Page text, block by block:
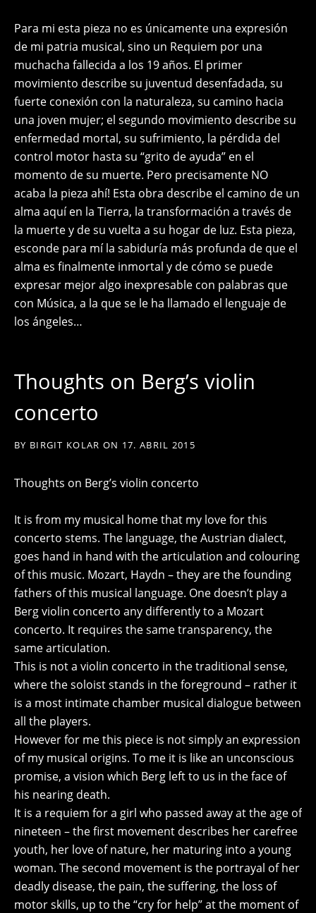
Para mi esta pieza no es únicamente una expresión
de mi patria musical, sino un Requiem por una
muchacha fallecida a los 19 años. El primer
movimiento describe su juventud desenfadada, su
fuerte conexión con la naturaleza, su camino hacia
una joven mujer; el segundo movimiento describe su
enfermedad mortal, su sufrimiento, la pérdida del
control motor hasta su “grito de ayuda” en el
momento de su muerte. Pero precisamente NO
acaba la pieza ahí! Esta obra describe el camino de un
alma aquí en la Tierra, la transformación a través de
la muerte y de su vuelta a su hogar de luz. Esta pieza,
esconde para mí la sabiduría más profunda de que el
alma es finalmente inmortal y de cómo se puede
expresar mejor algo inexpresable con palabras que
con Música, a la que se le ha llamado el lenguaje de
los ángeles…
Thoughts on Berg’s violin
concerto
BY BIRGIT KOLAR ON 17. ABRIL 2015
Thoughts on Berg’s violin concerto
It is from my musical home that my love for this
concerto stems. The language, the Austrian dialect,
goes hand in hand with the articulation and colouring
of this music. Mozart, Haydn – they are the founding
fathers of this musical language. One doesn’t play a
Berg violin concerto any differently to a Mozart
concerto. It requires the same transparency, the
same articulation.
This is not a violin concerto in the traditional sense,
where the soloist stands in the foreground – rather it
is a most intimate chamber musical dialogue between
all the players.
However for me this piece is not simply an expression
of my musical origins. To me it is like an unconscious
promise, a vision which Berg left to us in the face of
his nearing death.
It is a requiem for a girl who passed away at the age of
nineteen – the first movement describes her carefree
youth, her love of nature, her maturing into a young
woman. The second movement is the portrayal of her
deadly disease, the pain, the suffering, the loss of
motor skills, up to the “cry for help” at the moment of